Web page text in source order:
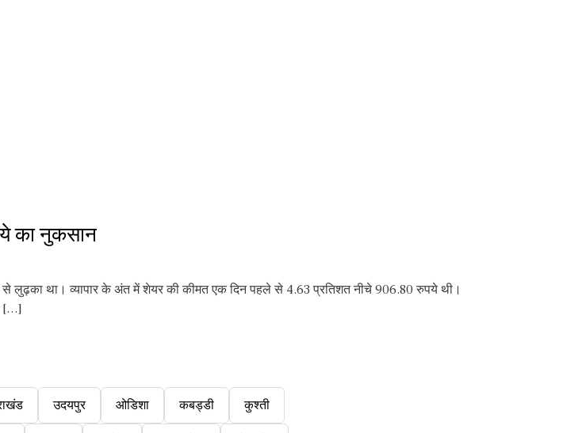
का नुकसान
था। व्यापार के अंत में शेयर की कीमत एक दिन पहले से 4.63 प्रतिशत नीचे 906.80 रुपये थी।
[…]
उदयपुर ओडिशा कबड्डी कुश्ती